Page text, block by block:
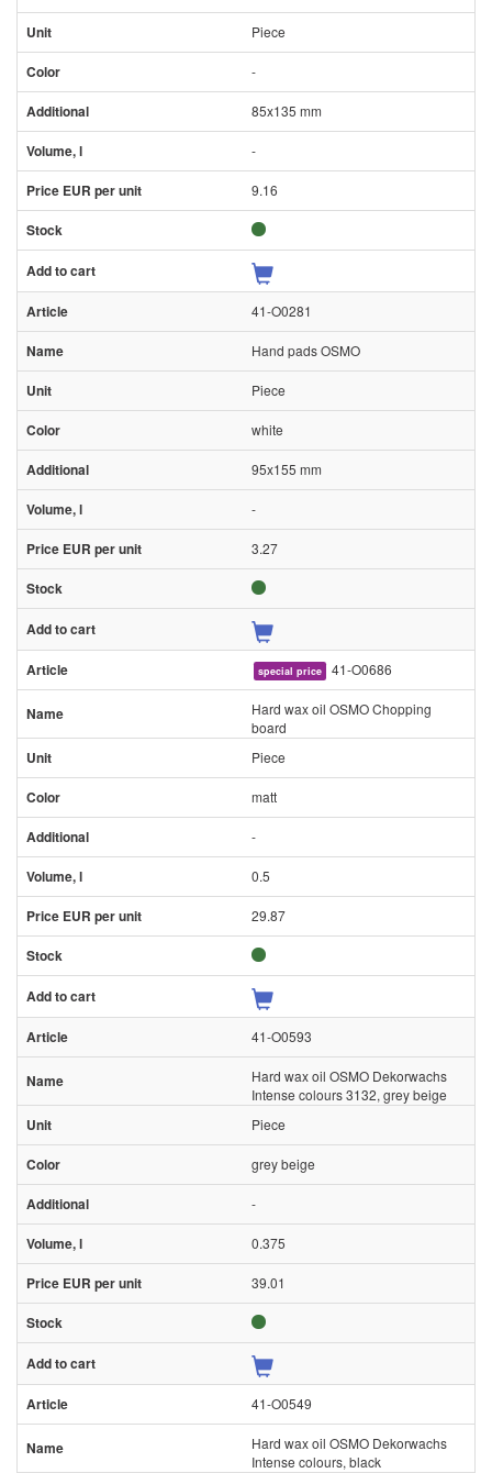
Piece
-
85x135 mm
-
9.16
41-O0281
Hand pads OSMO
Piece
white
95x155 mm
-
3.27
special price 41-O0686
Hard wax oil OSMO Chopping
board
Piece
matt
-
0.5
29.87
41-O0593
Hard wax oil OSMO Dekorwachs
Intense colours 3132, grey beige
Piece
grey beige
-
0.375
39.01
41-O0549
Hard wax oil OSMO Dekorwachs
Intense colours, black